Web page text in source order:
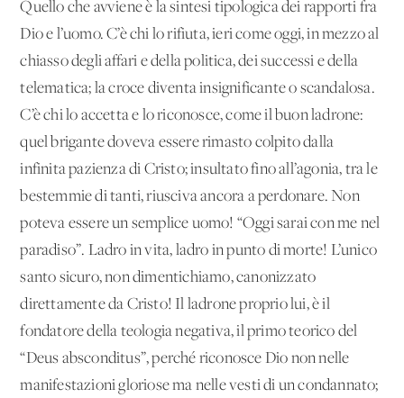
Quello che avviene è la sintesi tipologica dei rapporti fra
Dio e l’uomo. C’è chi lo rifiuta, ieri come oggi, in mezzo al
chiasso degli affari e della politica, dei successi e della
telematica; la croce diventa insignificante o scandalosa.
C’è chi lo accetta e lo riconosce, come il buon ladrone:
quel brigante doveva essere rimasto colpito dalla
infinita pazienza di Cristo; insultato fino all’agonia, tra le
bestemmie di tanti, riusciva ancora a perdonare. Non
poteva essere un semplice uomo! “Oggi sarai con me nel
paradiso”. Ladro in vita, ladro in punto di morte! L’unico
santo sicuro, non dimentichiamo, canonizzato
direttamente da Cristo! Il ladrone proprio lui, è il
fondatore della teologia negativa, il primo teorico del
“Deus absconditus”, perché riconosce Dio non nelle
manifestazioni gloriose ma nelle vesti di un condannato;